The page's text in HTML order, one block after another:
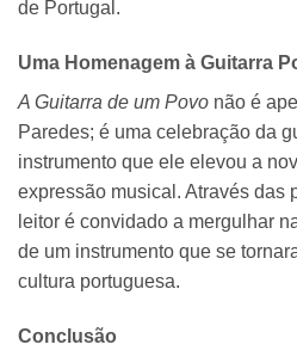
de Portugal.
Uma Homenagem à Guitarra
A Guitarra de um Povo não é
Paredes; é uma celebração da
instrumento que ele elevou a
expressão musical. Através das
leitor é convidado a mergulhar
de um instrumento que se
cultura portuguesa.
Conclusão